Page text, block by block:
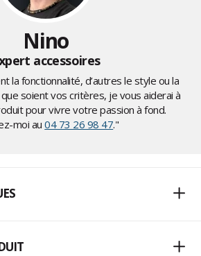
Nino
accessoires
la fonctionnalité, d’autres le style ou la
soient vos critères, je vous aiderai à
pour vivre votre passion à fond.
moi au04 73 26 98 47."